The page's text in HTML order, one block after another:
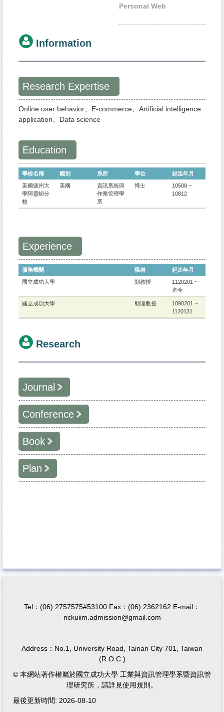
Personal Web
Information
Research Expertise
Online user behavior、E-commerce、Artificial intelligence
application、Data science
Education
學校名稱 國別 系所 學位
起迄年月
美國德州大
學阿靈頓分
校
美國
資訊系統與
作業管理學
系
博士
10508 ~
10812
Experience
服務機關 職稱
起迄年月
國立成功大學
副教授 1120201 ~
迄今
國立成功大學 助理教授 1090201 ~
1120131
Research
Journal
Conference
Book
Plan
Tel：(06) 2757575#53100 Fax：(06) 2362162 E-mail：
nckuiim.admission@gmail.com
Address：No.1, University Road, Tainan City 701, Taiwan
(R.O.C.)
© 本網站著作權屬於國立成功大學 工業與資訊管理學系暨資訊管
理研究所，請詳見使用規則。
最後更新時間: 2026-08-10